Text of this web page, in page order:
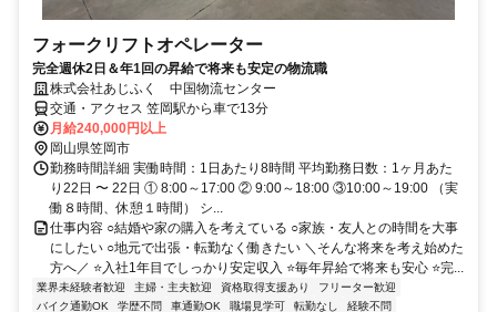
フォークリフトオペレーター
完全週休2日＆年1回の昇給で将来も安定の物流職
株式会社あじふく 中国物流センター
交通・アクセス 笠岡駅から車で13分
月給240,000円以上
岡山県笠岡市
勤務時間詳細 実働時間：1日あたり8時間 平均勤務日数：1ヶ月あた
り22日 〜 22日 ① 8:00～17:00 ② 9:00～18:00 ③10:00～19:00 （実
働８時間、休憩１時間） シ...
仕事内容 ○結婚や家の購入を考えている ○家族・友人との時間を大事
にしたい ○地元で出張・転勤なく働きたい ＼そんな将来を考え始めた
方へ／ ⭐入社1年目でしっかり安定収入 ⭐毎年昇給で将来も安心 ⭐完...
業界未経験者歓迎 主婦・主夫歓迎 資格取得支援あり
フリーター歓迎
バイク通勤OK
学歴不問 車通勤OK 職場見学可 転勤なし
経験不問